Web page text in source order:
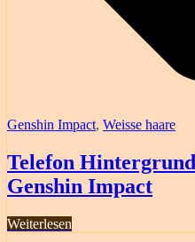
Genshin Impact, Weisse haare
Telefon
Genshin Impact
Weiterlesen